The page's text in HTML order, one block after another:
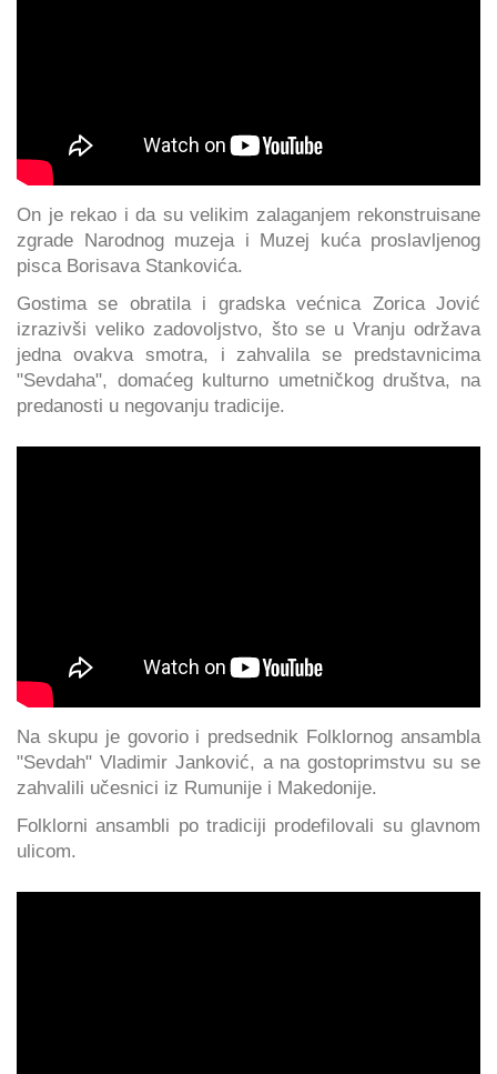
On je rekao i da su velikim zalaganjem rekonstruisane
zgrade Narodnog muzeja i Muzej kuća proslavljenog
pisca Borisava Stankovića.
Gostima se obratila i gradska većnica Zorica Jović
izrazivši veliko zadovoljstvo, što se u Vranju održava
jedna ovakva smotra, i zahvalila se predstavnicima
"Sevdaha", domaćeg kulturno umetničkog društva, na
predanosti u negovanju tradicije.
Na skupu je govorio i predsednik Folklornog ansambla
"Sevdah" Vladimir Janković, a na gostoprimstvu su se
zahvalili učesnici iz Rumunije i Makedonije.
Folklorni ansambli po tradiciji prodefilovali su glavnom
ulicom.